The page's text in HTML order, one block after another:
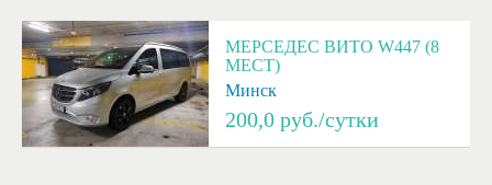
МЕРСЕДЕС ВИТО W447 (8
МЕСТ)
Минск
200,0 руб./сутки